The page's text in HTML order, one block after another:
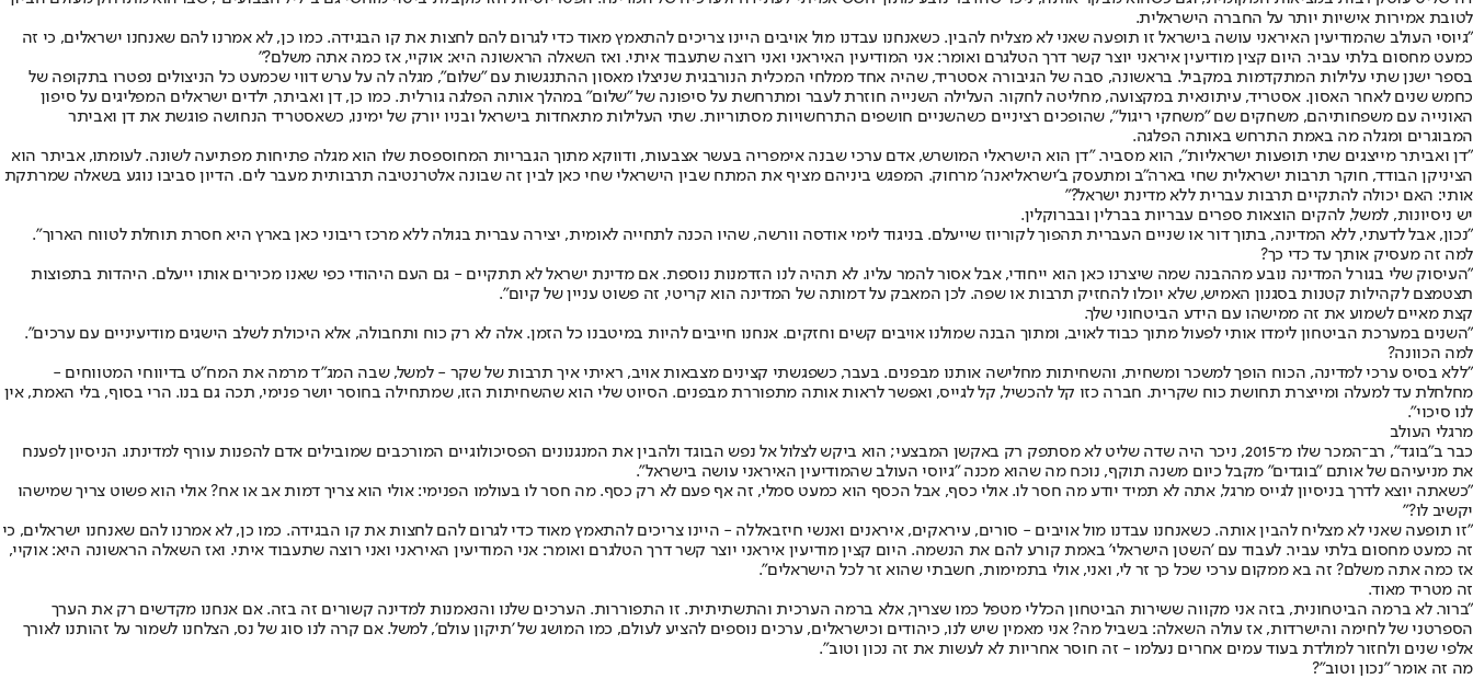
לטובת אמירות אישיות יותר על החברה הישראלית.
"גיוסי העולב שהמודיעין האיראני עושה בישראל זו תופעה שאני לא מצליח להבין. כשאנחנו עבדנו מול אויבים היינו צריכים להתאמץ מאוד כדי לגרום להם לחצות את קו הבגידה. כמו כן, לא אמרנו להם שאנחנו ישראלים, כי זה
כמעט מחסום בלתי עביר. היום קצין מודיעין איראני יוצר קשר דרך הטלגרם ואומר: אני המודיעין האיראני ואני רוצה שתעבוד איתי. ואז השאלה הראשונה היא: אוקיי, אז כמה אתה משלם?"
בספר ישנן שתי עלילות המתקדמות במקביל. בראשונה, סבה של הגיבורה אסטריד, שהיה אחד ממלחי המכלית הנורבגית שניצלו מאסון ההתנגשות עם "שלום", מגלה לה על ערש דווי שכמעט כל הניצולים נפטרו בתקופה של
כחמש שנים לאחר האסון. אסטריד, עיתונאית במקצועה, מחליטה לחקור. העלילה השנייה חוזרת לעבר ומתרחשת על סיפונה של "שלום" במהלך אותה הפלגה גורלית. כמו כן, דן ואביתר, ילדים ישראלים המפליגים על סיפון
האונייה עם משפחותיהם, משחקים שם "משחקי ריגול", שהופכים רציניים כשהשניים חושפים התרחשויות מסתוריות. שתי העלילות מתאחדות בישראל ובניו יורק של ימינו, כשאסטריד הנחושה פוגשת את דן ואביתר
המבוגרים ומגלה מה באמת התרחש באותה הפלגה.
"דן ואביתר מייצגים שתי תופעות ישראליות", הוא מסביר. "דן הוא הישראלי המושרש, אדם ערכי שבנה אימפריה בעשר אצבעות, ודווקא מתוך הגבריות המחוספסת שלו הוא מגלה פתיחות מפתיעה לשונה. לעומתו, אביתר הוא
הציניקן הבודד, חוקר תרבות ישראלית שחי בארה"ב ומתעסק ב'ישראליאנה' מרחוק. המפגש ביניהם מציף את המתח שבין הישראלי שחי כאן לבין זה שבונה אלטרנטיבה תרבותית מעבר לים. הדיון סביבו נוגע בשאלה שמרתקת
אותי: האם יכולה להתקיים תרבות עברית ללא מדינת ישראל?"
יש ניסיונות, למשל, להקים הוצאות ספרים עבריות בברלין ובברוקלין.
"נכון, אבל לדעתי, ללא המדינה, בתוך דור או שניים העברית תהפוך לקוריוז שייעלם. בניגוד לימי אודסה וורשה, שהיו הכנה לתחייה לאומית, יצירה עברית בגולה ללא מרכז ריבוני כאן בארץ היא חסרת תוחלת לטווח הארוך".
למה זה מעסיק אותך עד כדי כך?
"העיסוק שלי בגורל המדינה נובע מההבנה שמה שיצרנו כאן הוא ייחודי, אבל אסור להמר עליו. לא תהיה לנו הזדמנות נוספת. אם מדינת ישראל לא תתקיים - גם העם היהודי כפי שאנו מכירים אותו ייעלם. היהדות בתפוצות
תצטמצם לקהילות קטנות בסגנון האמיש, שלא יוכלו להחזיק תרבות או שפה. לכן המאבק על דמותה של המדינה הוא קריטי, זה פשוט עניין של קיום".
קצת מאיים לשמוע את זה ממישהו עם הידע הביטחוני שלך.
"השנים במערכת הביטחון לימדו אותי לפעול מתוך כבוד לאויב, ומתוך הבנה שמולנו אויבים קשים וחזקים. אנחנו חייבים להיות במיטבנו כל הזמן. אלה לא רק כוח ותחבולה, אלא היכולת לשלב הישגים מודיעיניים עם ערכים".
למה הכוונה?
"ללא בסיס ערכי למדינה, הכוח הופך למשכר ומשחית, והשחיתות מחלישה אותנו מבפנים. בעבר, כשפגשתי קצינים מצבאות אויב, ראיתי איך תרבות של שקר - למשל, שבה המג"ד מרמה את המח"ט בדיווחי המטווחים -
מחלחלת עד למעלה ומייצרת תחושת כוח שקרית. חברה כזו קל להכשיל, קל לגייס, ואפשר לראות אותה מתפוררת מבפנים. הסיוט שלי הוא שהשחיתות הזו, שמתחילה בחוסר יושר פנימי, תכה גם בנו. הרי בסוף, בלי האמת, אין
לנו סיכוי".
מרגלי העולב
כבר ב"בוגד", רב־המכר שלו מ־2015, ניכר היה שדה שליט לא מסתפק רק באקשן המבצעי; הוא ביקש לצלול אל נפש הבוגד ולהבין את המנגנונים הפסיכולוגיים המורכבים שמובילים אדם להפנות עורף למדינתו. הניסיון לפענח
את מניעיהם של אותם "בוגדים" מקבל כיום משנה תוקף, נוכח מה שהוא מכנה "גיוסי העולב שהמודיעין האיראני עושה בישראל".
"כשאתה יוצא לדרך בניסיון לגייס מרגל, אתה לא תמיד יודע מה חסר לו. אולי כסף, אבל הכסף הוא כמעט סמלי, זה אף פעם לא רק כסף. מה חסר לו בעולמו הפנימי: אולי הוא צריך דמות אב או אח? אולי הוא פשוט צריך שמישהו
יקשיב לו?"
"זו תופעה שאני לא מצליח להבין אותה. כשאנחנו עבדנו מול אויבים - סורים, עיראקים, איראנים ואנשי חיזבאללה - היינו צריכים להתאמץ מאוד כדי לגרום להם לחצות את קו הבגידה. כמו כן, לא אמרנו להם שאנחנו ישראלים, כי
זה כמעט מחסום בלתי עביר. לעבוד עם 'השטן הישראלי' באמת קורע להם את הנשמה. היום קצין מודיעין איראני יוצר קשר דרך הטלגרם ואומר: אני המודיעין האיראני ואני רוצה שתעבוד איתי. ואז השאלה הראשונה היא: אוקיי,
אז כמה אתה משלם? זה בא ממקום ערכי שכל כך זר לי, ואני, אולי בתמימות, חשבתי שהוא זר לכל הישראלים".
זה מטריד מאוד.
"ברור. לא ברמה הביטחונית, בזה אני מקווה ששירות הביטחון הכללי מטפל כמו שצריך, אלא ברמה הערכית והתשתיתית. זו התפוררות. הערכים שלנו והנאמנות למדינה קשורים זה בזה. אם אנחנו מקדשים רק את הערך
הספרטני של לחימה והישרדות, אז עולה השאלה: בשביל מה? אני מאמין שיש לנו, כיהודים וכישראלים, ערכים נוספים להציע לעולם, כמו המושג של 'תיקון עולם', למשל. אם קרה לנו סוג של נס, הצלחנו לשמור על זהותנו לאורך
אלפי שנים ולחזור למולדת בעוד עמים אחרים נעלמו - זה חוסר אחריות לא לעשות את זה נכון וטוב".
מה זה אומר "נכון וטוב"?